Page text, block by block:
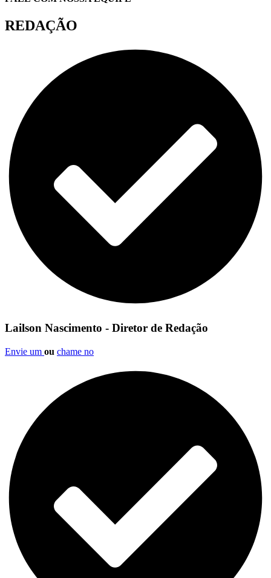
REDAÇÃO
Lailson Nascimento - Diretor de Redação
Envie um ou chame no